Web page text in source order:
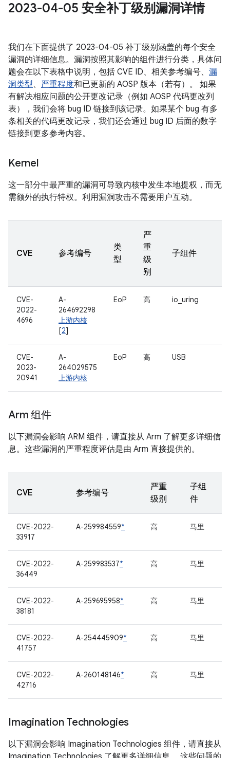
2023-04-05 安全补丁级别漏洞详情
我们在下面提供了 2023-04-05 补丁级别涵盖的每个安全
漏洞的详细信息。漏洞按照其影响的组件进行分类，具体问
题会在以下表格中说明，包括 CVE ID、相关参考编号、 漏
洞类型、 严重程度和已更新的 AOSP 版本（若有）。 如果
有解决相应问题的公开更改记录（例如 AOSP 代码更改列
表），我们会将 bug ID 链接到该记录。如果某个 bug 有多
条相关的代码更改记录，我们还会通过 bug ID 后面的数字
链接到更多参考内容。
Kernel
这一部分中最严重的漏洞可导致内核中发生本地提权，而无
需额外的执行特权。利用漏洞攻击不需要用户互动。
CVE 参考编号
类
型
严
重
级
别
子组件
CVE-
2022-
4696
A-
264692298
上游内核
[2]
EoP 高 io_uring
CVE-
2023-
20941
A-
264029575
上游内核
EoP 高 USB
Arm 组件
以下漏洞会影响 ARM 组件，请直接从 Arm 了解更多详细信
息。这些漏洞的严重程度评估是由 Arm 直接提供的。
CVE 参考编号
严重
级别
子组
件
CVE-2022-
33917
A-259984559* 高 马里
CVE-2022-
36449
A-259983537* 高 马里
CVE-2022-
38181
A-259695958* 高 马里
CVE-2022-
41757
A-254445909* 高 马里
CVE-2022-
42716
A-260148146* 高 马里
Imagination Technologies
以下漏洞会影响 Imagination Technologies 组件，请直接从